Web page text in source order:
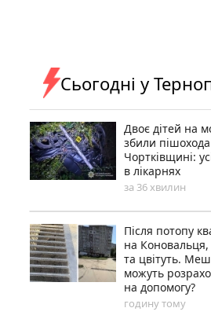
Сьогодні у
Двоє дітей на
збили пішохода
Чортківщині:
в лікарнях
за 36 хвилин
Після потопу
на Коновальця,
та цвітуть.
можуть
на допомогу?
годину тому